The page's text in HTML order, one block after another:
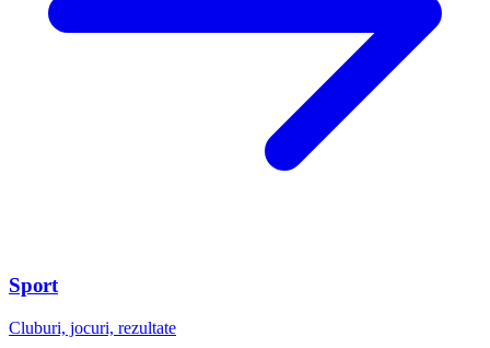
Sport
Cluburi, jocuri, rezultate